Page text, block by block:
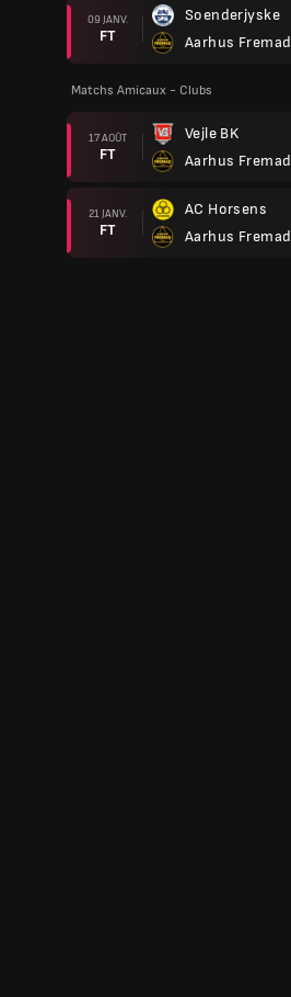
09 JANV.
FT
Soenderjyske
Aarhus Fremad
Matchs Amicaux - Clubs
17 AOÛT
FT
Vejle BK
Aarhus Fremad
21 JANV.
FT
AC Horsens
Aarhus Fremad